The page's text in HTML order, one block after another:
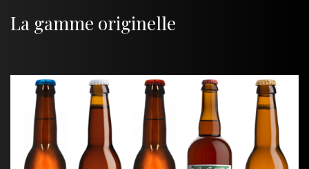
La gamme originelle